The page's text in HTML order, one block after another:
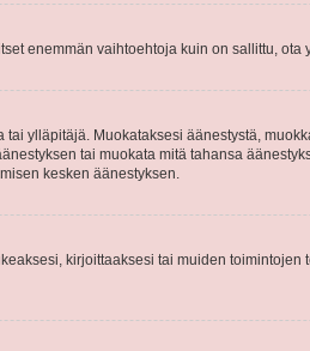
enemmän vaihtoehtoja kuin on sallittu, ota
ylläpitäjä. Muokataksesi äänestystä,
tai muokata mitä tahansa
kesken äänestyksen.
kirjoittaaksesi tai muiden